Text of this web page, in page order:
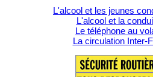
L'alcool et les jeunes
L'alcool et la
Le téléphone au
La circulation Inter-